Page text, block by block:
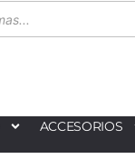
ACCESORIOS